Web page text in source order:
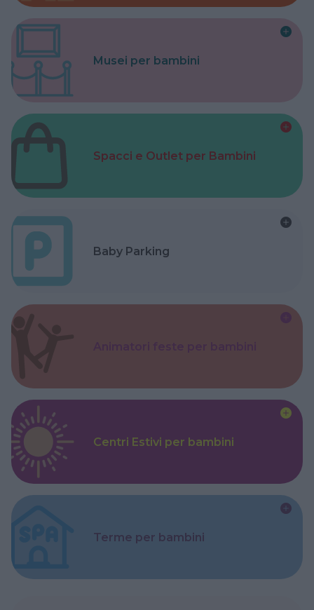
Musei per bambini
Spacci e Outlet per Bambini
Baby Parking
Centri Estivi per bambini
Terme per bambini